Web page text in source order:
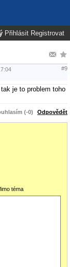
Přihlásit Registrovat
#9
je to problem toho
(-0) Odpovědět
téma